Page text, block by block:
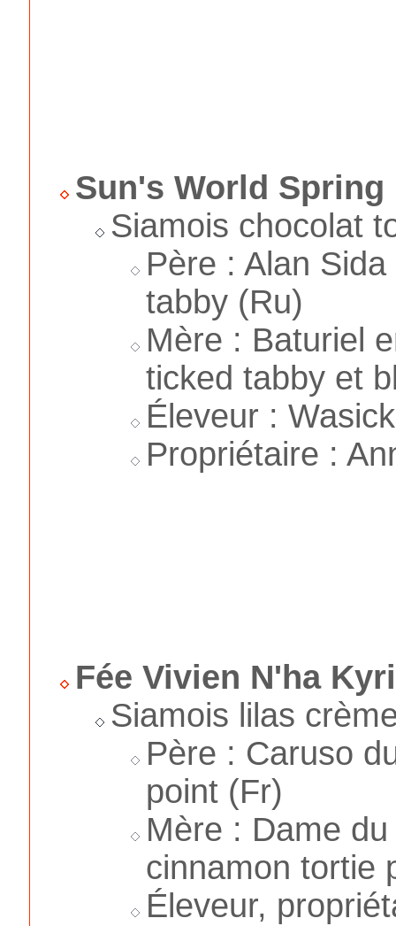
Sun's World Spring
Siamois chocolat
Père : Alan
tabby (Ru)
Mère : Baturiel
ticked tabby et
Éleveur :
Propriétaire :
Fée Vivien N'ha
Siamois lilas
Père : Caruso
point (Fr)
Mère : Dame
cinnamon tortie
Éleveur,